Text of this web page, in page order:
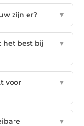
zijn er? ▼
het best bij
▼
voor
▼
▼